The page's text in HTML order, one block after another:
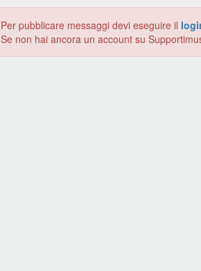
Per pubblicare messaggi devi eseguire il
Se non hai ancora un account su